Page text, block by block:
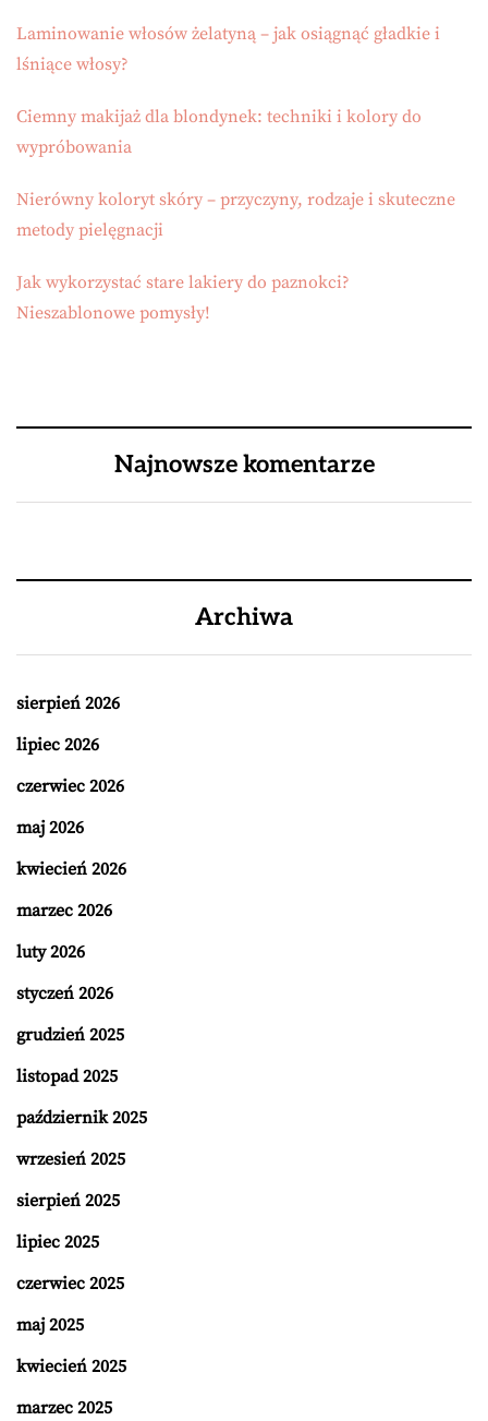
Laminowanie włosów żelatyną – jak osiągnąć gładkie i
lśniące włosy?
Ciemny makijaż dla blondynek: techniki i kolory do
wypróbowania
Nierówny koloryt skóry – przyczyny, rodzaje i skuteczne
metody pielęgnacji
Jak wykorzystać stare lakiery do paznokci?
Nieszablonowe pomysły!
Najnowsze komentarze
Archiwa
sierpień 2026
lipiec 2026
czerwiec 2026
maj 2026
kwiecień 2026
marzec 2026
luty 2026
styczeń 2026
grudzień 2025
listopad 2025
październik 2025
wrzesień 2025
sierpień 2025
lipiec 2025
czerwiec 2025
maj 2025
kwiecień 2025
marzec 2025